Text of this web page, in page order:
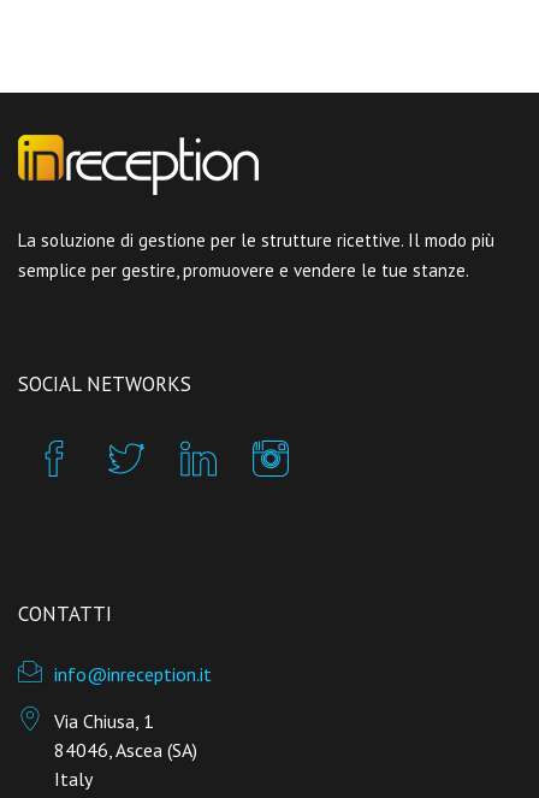
La soluzione di gestione per le strutture ricettive. Il modo più
semplice per gestire, promuovere e vendere le tue stanze.
SOCIAL NETWORKS
CONTATTI
info@inreception.it
Via Chiusa, 1
84046, Ascea (SA)
Italy